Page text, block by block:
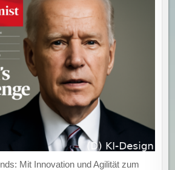
Mit Innovation und Agilität zum